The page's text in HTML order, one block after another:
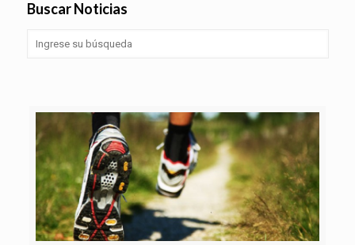
Buscar Noticias